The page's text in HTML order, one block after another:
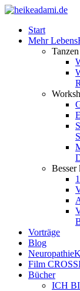
Start
Mehr
Besser
Vorträge
Blog
Film
Bücher
ICH